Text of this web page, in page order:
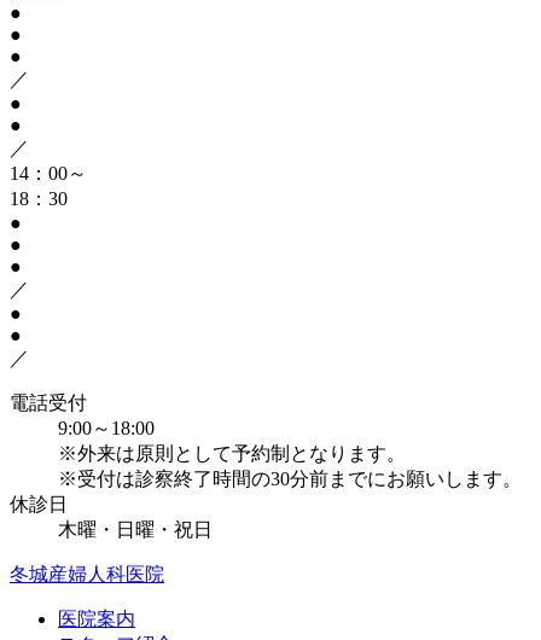
●
●
●
／
●
●
／
14：00～
18：30
●
●
●
／
●
●
／
電話受付
9:00～18:00
※外来は原則として予約制となります。
※受付は診察終了時間の30分前までにお願いします。
休診日
木曜・日曜・祝日
冬城産婦人科医院
医院案内